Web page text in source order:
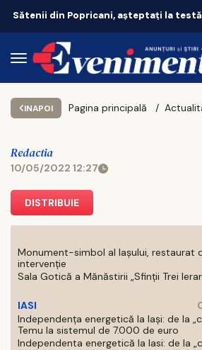
INAPOI Pagina principală
Redactia
10/05/2022 12:27
DISTRIBUIE
Monument-simbol al Iaşului, restaurat
intervenţie
Sala Gotică a Mănăstirii „Sfinţii Trei
IASI
Independența energetică la Iași: de la
Temu la sistemul de 7.000 de euro
Independenta energetică la Iasi: de la